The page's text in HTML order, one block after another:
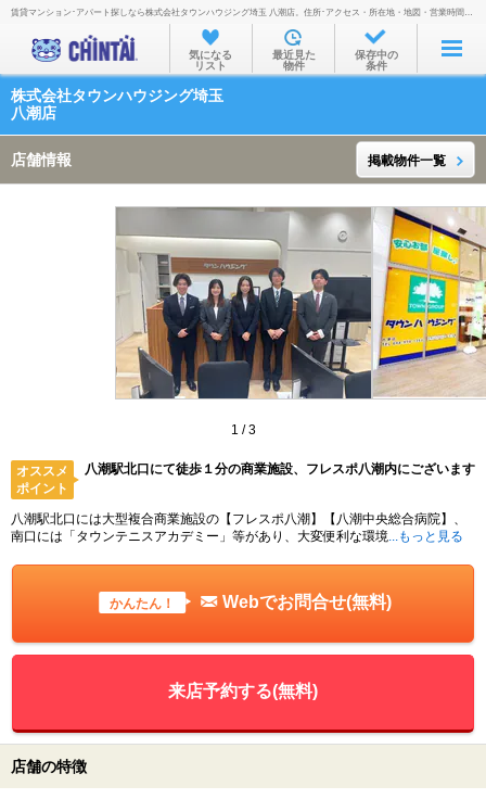
お部屋を探す
沿線・駅から
通勤通学時間から
物件特集から
不動産会社から
TOP
賃貸マンション･アパート探しなら株式会社タウンハウジング埼玉 八潮店。住所･アクセス・所在地・地図・営業時間・定休日・電話番号などを掲載。
気になる
リスト
最近見た
物件
保存中の
条件
株式会社タウンハウジング埼玉
八潮店
店舗情報 掲載物件一覧
1 /3
オススメ
ポイント
八潮駅北口にて徒歩１分の商業施設、フレスポ八潮内にございます
八潮駅北口には大型複合商業施設の【フレスポ八潮】【八潮中央総合病院】、
南口には「タウンテニスアカデミー」等があり、大変便利な環境 ...もっと見る
かんたん！ Webでお問合せ(無料)
来店予約する(無料)
店舗の特徴